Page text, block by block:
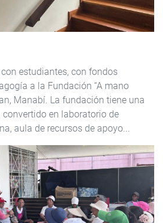
estudiantes, con fondos
a la Fundación “A mano
Manabí. La fundación tiene una
en laboratorio de
aula de recursos de apoyo...